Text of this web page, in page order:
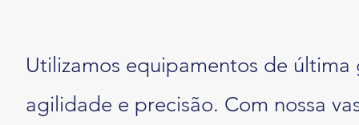
Utilizamos equipamentos de
agilidade e precisão. Com nossa